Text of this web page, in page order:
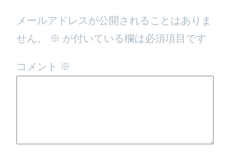
メールアドレスが公開されることはありま
せん。
※ が付いている欄は必須項目です
コメント ※